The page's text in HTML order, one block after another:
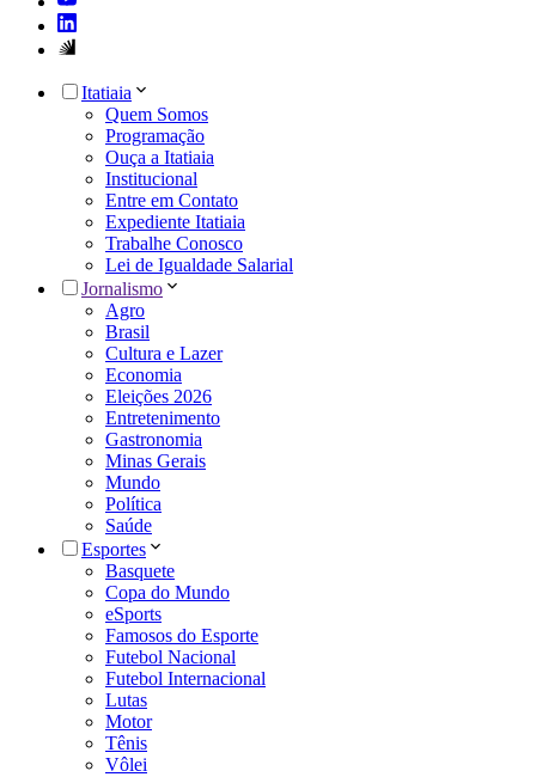
Itatiaia
Quem Somos
Programação
Ouça a Itatiaia
Institucional
Entre em Contato
Expediente Itatiaia
Trabalhe Conosco
Lei de Igualdade Salarial
Jornalismo
Agro
Brasil
Cultura e Lazer
Economia
Eleições 2026
Entretenimento
Gastronomia
Minas Gerais
Mundo
Política
Saúde
Esportes
Basquete
Copa do Mundo
eSports
Famosos do Esporte
Futebol Nacional
Futebol Internacional
Lutas
Motor
Tênis
Vôlei